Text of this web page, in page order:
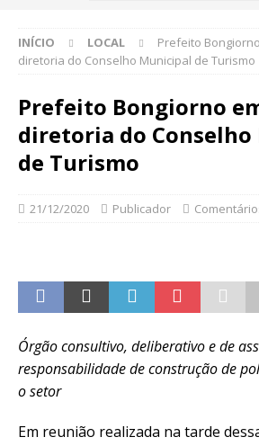
INÍCIO LOCAL
Prefeito
diretoria do Conselho Municipal de Turismo
Prefeito Bongiorno
diretoria do
de Turismo
21/12/2020 Publicador
Órgão consultivo, deliberativo e de
responsabilidade de construção de
o setor
Em reunião realizada na tarde